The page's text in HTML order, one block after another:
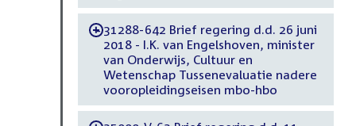
-31288-642 Brief regering d.d. 26 juni
2018 - I.K. van Engelshoven, minister
van Onderwijs, Cultuur en
Wetenschap Tussenevaluatie nadere
vooropleidingseisen mbo-hbo